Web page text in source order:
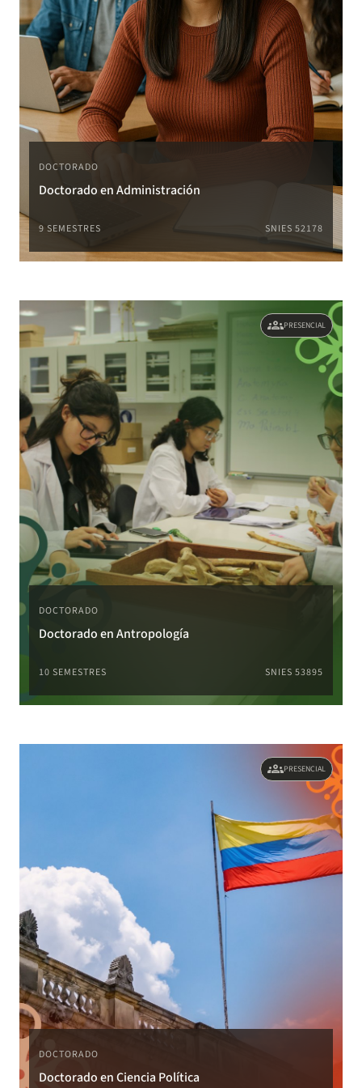
DOCTORADO
Doctorado en Administración
9 SEMESTRES SNIES 52178
groupsPRESENCIAL
DOCTORADO
Doctorado en Antropología
10 SEMESTRES SNIES 53895
groupsPRESENCIAL
DOCTORADO
Doctorado en Ciencia Política